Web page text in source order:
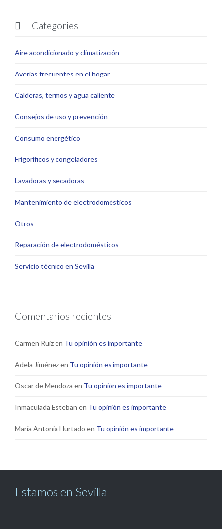
 Categories
Aire acondicionado y climatización
Averías frecuentes en el hogar
Calderas, termos y agua caliente
Consejos de uso y prevención
Consumo energético
Frigoríficos y congeladores
Lavadoras y secadoras
Mantenimiento de electrodomésticos
Otros
Reparación de electrodomésticos
Servicio técnico en Sevilla
Comentarios recientes
Carmen Ruizen Tu opinión es importante
Adela Jiménezen Tu opinión es importante
Oscar de Mendoza en Tu opinión es importante
Inmaculada Esteban en Tu opinión es importante
María Antonia Hurtado en Tu opinión es importante
Estamos en Sevilla